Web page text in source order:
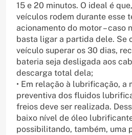
15 e 20 minutos. O ideal é
veículos rodem durante esse
acionamento do motor – caso
basta ligar a partida dele. Se
veículo superar os 30 dias,
bateria seja desligada aos
descarga total dela;
• Em relação à lubrificação, a
preventiva dos fluidos
freios deve ser realizada.
baixo nível de óleo
possibilitando, também, uma